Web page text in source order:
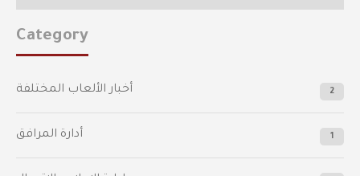
Category
أخبار الألعاب المختلفة 2
أدارة المرافق 1